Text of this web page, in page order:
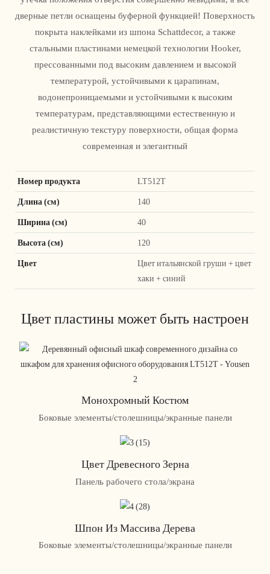
дверные петли оснащены буферной функцией! Поверхность
покрыта наклейками из шпона Schattdecor, а также
стальными пластинами немецкой технологии Hooker,
прессованными под высоким давлением и высокой
температурой, устойчивыми к царапинам,
водонепроницаемыми и устойчивыми к высоким
температурам, представляющими естественную и
реалистичную текстуру поверхности, общая форма
современная и элегантный
Номер продукта LT512T
Длина (см) 140
Ширина (см) 40
Высота (см) 120
Цвет
Цвет итальянской груши + цвет
хаки + синий
Цвет пластины может быть настроен
Монохромный Костюм
Боковые элементы/столешницы/экранные панели
Цвет Древесного Зерна
Панель рабочего стола/экрана
Шпон Из Массива Дерева
Боковые элементы/столешницы/экранные панели